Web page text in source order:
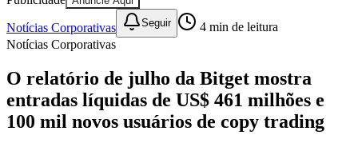
Ceará
Notícias Corporativas
O relatório de julho da Bitget mostra
100 mil novos usuários de copy trading
JB Negócios e DINO